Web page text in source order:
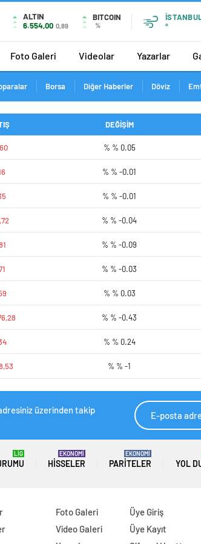
ALTIN
6.554,00 0,89
BITCOIN
%
°
Foto Galeri Videolar Yazarlar
Borsa Diğer Haberler Döviz
DEĞİŞİM
% % 0.05
% % -0.01
% % -0.01
% % -0.04
% % -0.09
% % -0.03
% % 0.03
% % -0.43
% % 0.24
% % -1
üzerinden takip
LİG
HISSELER
EKONOMİ
PARITELER
EKONOMİ
YOL
Foto Galeri
Video Galeri
Üye Giriş
Üye Kayıt